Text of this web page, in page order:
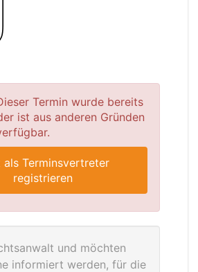
Termin wurde bereits
ist aus anderen Gründen
als Terminsvertreter
registrieren
und möchten
informiert werden, für die